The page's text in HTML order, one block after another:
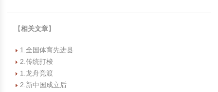
【相关文章】
1.全国体育先进县
2.传统打梭
1.龙舟竞渡
2.新中国成立后